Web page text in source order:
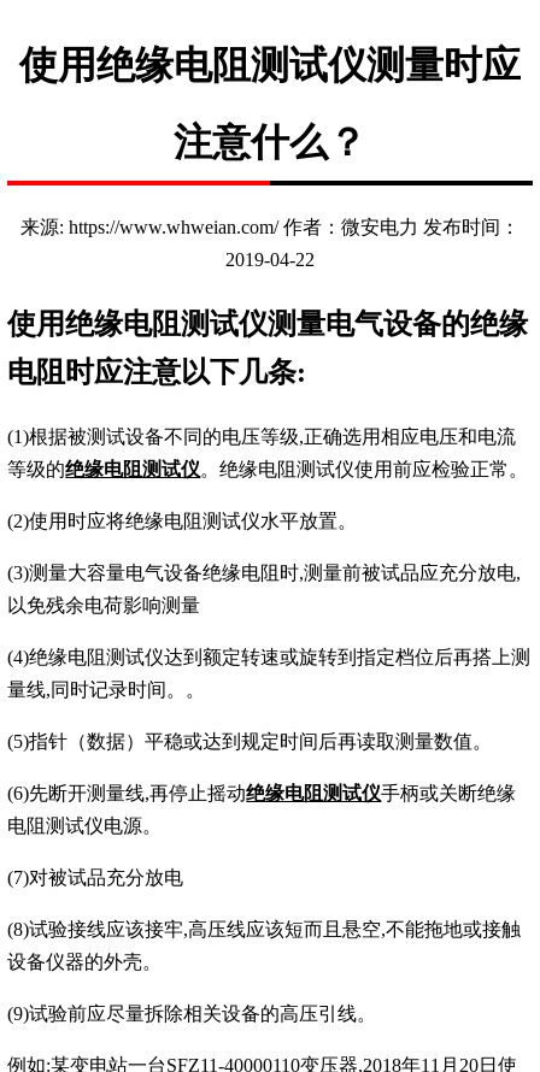
使用绝缘电阻测试仪测量时应
注意什么？
来源: https://www.whweian.com/ 作者：微安电力 发布时间：
2019-04-22
使用绝缘电阻测试仪测量电气设备的绝缘
电阻时应注意以下几条:
(1)根据被测试设备不同的电压等级,正确选用相应电压和电流
等级的绝缘电阻测试仪。绝缘电阻测试仪使用前应检验正常。
(2)使用时应将绝缘电阻测试仪水平放置。
(3)测量大容量电气设备绝缘电阻时,测量前被试品应充分放电,
以免残余电荷影响测量
(4)绝缘电阻测试仪达到额定转速或旋转到指定档位后再搭上测
量线,同时记录时间。。
(5)指针（数据）平稳或达到规定时间后再读取测量数值。
(6)先断开测量线,再停止摇动绝缘电阻测试仪手柄或关断绝缘
电阻测试仪电源。
(7)对被试品充分放电
(8)试验接线应该接牢,高压线应该短而且悬空,不能拖地或接触
设备仪器的外壳。
(9)试验前应尽量拆除相关设备的高压引线。
例如:某变电站一台SFZ11-40000110变压器,2018年11月20日使